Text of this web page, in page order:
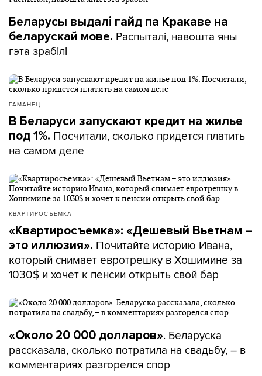
Беларусы выдалі гайд па Кракаве на
беларускай мове. Распыталі, навошта яны
гэта зрабілі
ГАМАНЕЦ
В Беларуси запускают кредит на жилье
под 1%. Посчитали, сколько придется платить
на самом деле
КВАРТИРОСЪЕМКА
«Квартиросъемка»: «Дешевый Вьетнам –
это иллюзия». Почитайте историю Ивана,
который снимает евротрешку в Хошимине за
1030$ и хочет к пенсии открыть свой бар
«Около 20 000 долларов». Беларуска
рассказала, сколько потратила на свадьбу, – в
комментариях разгорелся спор